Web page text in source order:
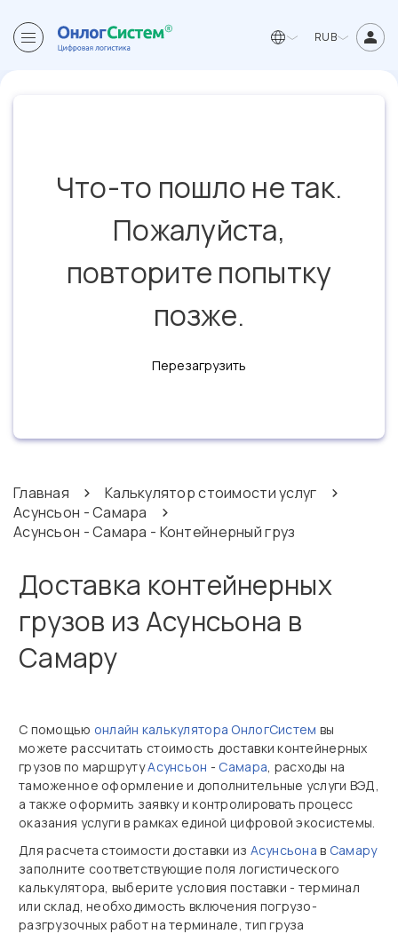
RUB
Что-то пошло не так.
Пожалуйста,
повторите попытку
позже.
Перезагрузить
Главная
Калькулятор стоимости услуг
Асунсьон - Самара
Асунсьон - Самара - Контейнерный груз
Доставка контейнерных
грузов из Асунсьона в
Самару
С помощью онлайн калькулятора ОнлогСистем вы
можете рассчитать стоимость доставки контейнерных
грузов по маршрутуАсунсьон - Самара, расходы на
таможенное оформление и дополнительные услуги ВЭД,
а также оформить заявку и контролировать процесс
оказания услуги в рамках единой цифровой экосистемы.
Для расчета стоимости доставки из Асунсьона в Самару
заполните соответствующие поля логистического
калькулятора, выберите условия поставки - терминал
или склад, необходимость включения погрузо-
разгрузочных работ на терминале, тип груза